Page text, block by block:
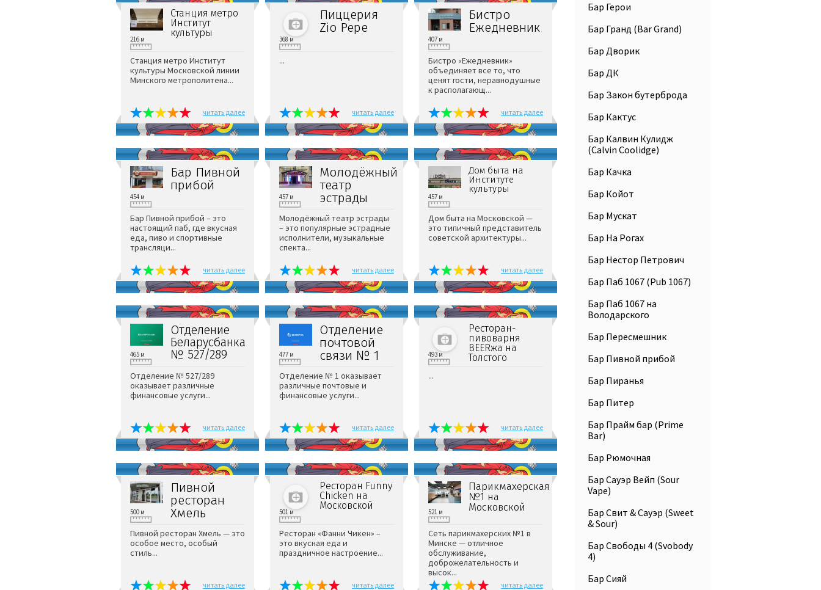
Станция метро
Институт
культуры
216 м
Станция метро Институт
культуры Московской линии
Минского метрополитена...
читать далее
Пиццерия
Zio Pepe
368 м
...
читать далее
Бистро
Ежедневник
407 м
Бистро «Ежедневник»
объединяет все то, что
ценят гости, неравнодушные
к располагающ...
читать далее
Бар Пивной
прибой
454 м
Бар Пивной прибой – это
настоящий паб, где вкусная
еда, пиво и спортивные
трансляци...
читать далее
Молодёжный
театр
эстрады
457 м
Молодёжный театр эстрады
– это популярные эстрадные
исполнители, музыкальные
спекта...
читать далее
Дом быта на
Институте
культуры
457 м
Дом быта на Московской —
это типичный представитель
советской архитектуры...
читать далее
Отделение
Беларусбанка
№ 527/289
465 м
Отделение № 527/289
оказывает различные
финансовые услуги...
читать далее
Отделение
почтовой
связи № 1
477 м
Отделение № 1 оказывает
различные почтовые и
финансовые услуги...
читать далее
Ресторан-
пивоварня
BEERжа на
Толстого
493 м
...
читать далее
Пивной
ресторан
Хмель
500 м
Пивной ресторан Хмель — это
особое место, особый
стиль...
читать далее
Ресторан Funny
Chicken на
Московской
501 м
Ресторан «Фанни Чикен» –
это вкусная еда и
праздничное настроение...
читать далее
Парикмахерская
№1 на
Московской
521 м
Сеть парикмахерских №1 в
Минске — отличное
обслуживание,
доброжелательность и
высок...
читать далее
Бар Герои
Бар Гранд (Bar Grand)
Бар Дворик
Бар ДК
Бар Закон бутерброда
Бар Кактус
Бар Калвин Кулидж
(Calvin Coolidge)
Бар Качка
Бар Койот
Бар Мускат
Бар На Рогах
Бар Нестор Петрович
Бар Паб 1067 (Pub 1067)
Бар Паб 1067 на
Володарского
Бар Пересмешник
Бар Пивной прибой
Бар Пиранья
Бар Питер
Бар Прайм бар (Prime
Bar)
Бар Рюмочная
Бар Сауэр Вейп (Sour
Vape)
Бар Свит & Сауэр (Sweet
& Sour)
Бар Свободы 4 (Svobody
4)
Бар Сияй